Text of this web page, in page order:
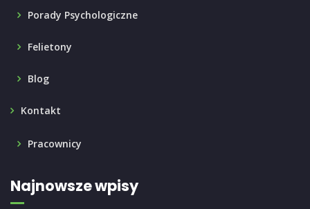
Porady Psychologiczne
Felietony
Blog
Kontakt
Pracownicy
Najnowsze wpisy